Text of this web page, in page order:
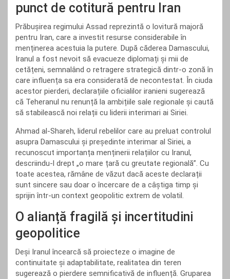
punct de cotitură pentru Iran
Prăbușirea regimului Assad reprezintă o lovitură majoră
pentru Iran, care a investit resurse considerabile în
menținerea acestuia la putere. După căderea Damascului,
Iranul a fost nevoit să evacueze diplomați și mii de
cetățeni, semnalând o retragere strategică dintr-o zonă în
care influența sa era considerată de necontestat. În ciuda
acestor pierderi, declarațiile oficialilor iranieni sugerează
că Teheranul nu renunță la ambițiile sale regionale și caută
să stabilească noi relații cu liderii interimari ai Siriei.
Ahmad al-Shareh, liderul rebelilor care au preluat controlul
asupra Damascului și președinte interimar al Siriei, a
recunoscut importanța menținerii relațiilor cu Iranul,
descriindu-l drept „o mare țară cu greutate regională”. Cu
toate acestea, rămâne de văzut dacă aceste declarații
sunt sincere sau doar o încercare de a câștiga timp și
sprijin într-un context geopolitic extrem de volatil.
O alianță fragilă și incertitudini
geopolitice
Deși Iranul încearcă să proiecteze o imagine de
continuitate și adaptabilitate, realitatea din teren
sugerează o pierdere semnificativă de influență. Gruparea